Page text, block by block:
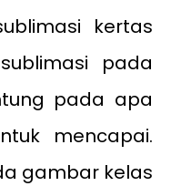
kertas
pada
pada apa
mencapai.
gambar kelas